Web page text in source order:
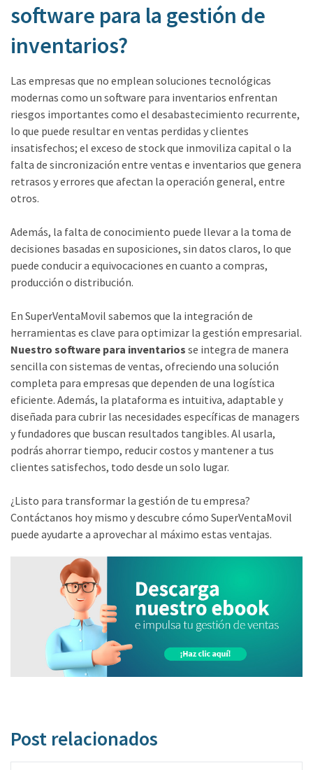
software para la gestión de
inventarios?
Las empresas que no emplean soluciones tecnológicas
modernas como un software para inventarios enfrentan
riesgos importantes como el desabastecimiento recurrente,
lo que puede resultar en ventas perdidas y clientes
insatisfechos; el exceso de stock que inmoviliza capital o la
falta de sincronización entre ventas e inventarios que genera
retrasos y errores que afectan la operación general, entre
otros.
Además, la falta de conocimiento puede llevar a la toma de
decisiones basadas en suposiciones, sin datos claros, lo que
puede conducir a equivocaciones en cuanto a compras,
producción o distribución.
En SuperVentaMovil sabemos que la integración de
herramientas es clave para optimizar la gestión empresarial.
Nuestro software para inventarios se integra de manera
sencilla con sistemas de ventas, ofreciendo una solución
completa para empresas que dependen de una logística
eficiente. Además, la plataforma es intuitiva, adaptable y
diseñada para cubrir las necesidades específicas de managers
y fundadores que buscan resultados tangibles. Al usarla,
podrás ahorrar tiempo, reducir costos y mantener a tus
clientes satisfechos, todo desde un solo lugar.
¿Listo para transformar la gestión de tu empresa?
Contáctanos hoy mismo y descubre cómo SuperVentaMovil
puede ayudarte a aprovechar al máximo estas ventajas.
Post relacionados